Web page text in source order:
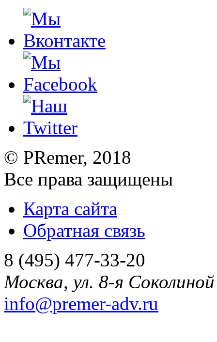
© PRemer, 2018
Все права защищены
Карта сайта
Обратная связь
8 (495) 477-33-20
Москва, ул. 8-я
info@premer-adv.ru